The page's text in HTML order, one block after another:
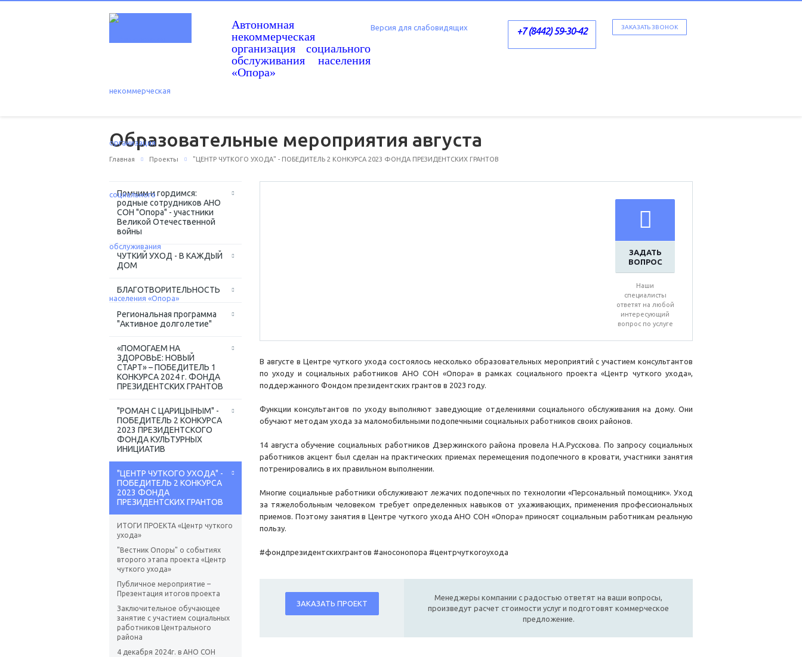
Автономная
некоммерческая
организация социального
обслуживания населения
«Опора»
ЗАКАЗАТЬ ЗВОНОК
+7 (8442) 59-30-42
Версия для слабовидящих
Образовательные мероприятия августа
Главная Проекты "ЦЕНТР ЧУТКОГО УХОДА" - ПОБЕДИТЕЛЬ 2 КОНКУРСА 2023 ФОНДА ПРЕЗИДЕНТСКИХ ГРАНТОВ
Помним и гордимся:
родные сотрудников АНО
СОН "Опора" - участники
Великой Отечественной
войны
ЧУТКИЙ УХОД - В КАЖДЫЙ
ДОМ
БЛАГОТВОРИТЕЛЬНОСТЬ
Региональная программа
"Активное долголетие"
«ПОМОГАЕМ НА
ЗДОРОВЬЕ: НОВЫЙ
СТАРТ» – ПОБЕДИТЕЛЬ 1
КОНКУРСА 2024 г. ФОНДА
ПРЕЗИДЕНТСКИХ ГРАНТОВ
"РОМАН С ЦАРИЦЫНЫМ" -
ПОБЕДИТЕЛЬ 2 КОНКУРСА
2023 ПРЕЗИДЕНТСКОГО
ФОНДА КУЛЬТУРНЫХ
ИНИЦИАТИВ
"ЦЕНТР ЧУТКОГО УХОДА" -
ПОБЕДИТЕЛЬ 2 КОНКУРСА
2023 ФОНДА
ПРЕЗИДЕНТСКИХ ГРАНТОВ
ИТОГИ ПРОЕКТА «Центр чуткого
ухода»
"Вестник Опоры" о событиях
второго этапа проекта «Центр
чуткого ухода»
Публичное мероприятие –
Презентация итогов проекта
Заключительное обучающее
занятие с участием социальных
работников Центрального
района
4 декабря 2024г. в АНО СОН
ЗАДАТЬ
ВОПРОС
Наши
специалисты
ответят на любой
интересующий
вопрос по услуге
В августе в Центре чуткого ухода состоялось несколько образовательных мероприятий с участием консультантов
по уходу и социальных работников АНО СОН «Опора» в рамках социального проекта «Центр чуткого ухода»,
поддержанного Фондом президентских грантов в 2023 году.
Функции консультантов по уходу выполняют заведующие отделениями социального обслуживания на дому. Они
обучают методам ухода за маломобильными подопечными социальных работников своих районов.
14 августа обучение социальных работников Дзержинского района провела Н.А.Русскова. По запросу социальных
работников акцент был сделан на практических приемах перемещения подопечного в кровати, участники занятия
потренировались в их правильном выполнении.
Многие социальные работники обслуживают лежачих подопечных по технологии «Персональный помощник». Уход
за тяжелобольным человеком требует определенных навыков от ухаживающих, применения профессиональных
приемов. Поэтому занятия в Центре чуткого ухода АНО СОН «Опора» приносят социальным работникам реальную
пользу.
#фондпрезидентскихгрантов #аносонопора #центрчуткогоухода
ЗАКАЗАТЬ ПРОЕКТ
Менеджеры компании с радостью ответят на ваши вопросы,
произведут расчет стоимости услуг и подготовят коммерческое
предложение.